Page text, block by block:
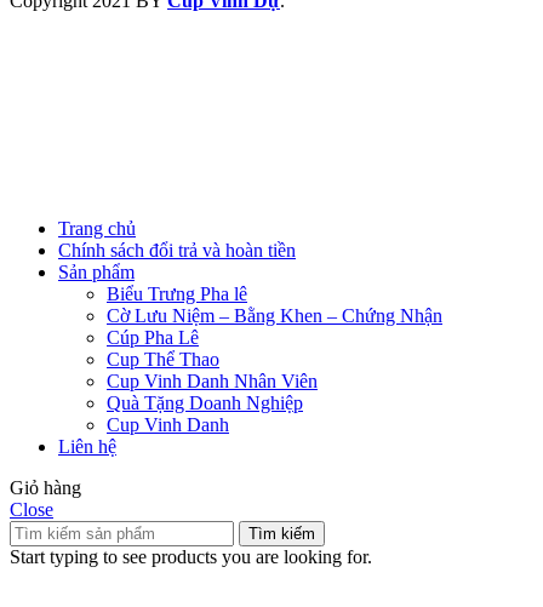
Trang chủ
Chính sách đổi trả và hoàn tiền
Sản phẩm
Biểu Trưng Pha lê
Cờ Lưu Niệm – Bằng Khen – Chứng Nhận
Cúp Pha Lê
Cup Thể Thao
Cup Vinh Danh Nhân Viên
Quà Tặng Doanh Nghiệp
Cup Vinh Danh
Liên hệ
Giỏ hàng
Close
Tìm kiếm
Start typing to see products you are looking for.